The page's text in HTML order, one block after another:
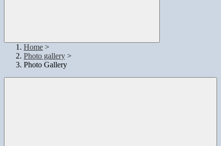
Home >
Photo gallery >
Photo Gallery